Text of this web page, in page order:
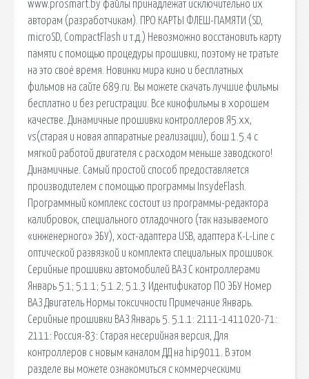
www.prosmart.by файлы принадлежат исключительно их
авторам (разработчикам). ПРО КАРТЫ ФЛЕШ-ПАМЯТИ (SD,
microSD, CompactFlash и т.д.) Невозможно восстановить карту
памяти с помощью процедуры прошивки, поэтому не тратьте
на это своё время. Новинки мира кино и бесплатных
фильмов на сайте 689.ru. Вы можете скачать лучшие фильмы
бесплатно и без регистрации. Все кинофильмы в хорошем
качестве. Динамичные прошивки контроллеров Я5.хх,
vs(старая и новая аппаратные реализации), бош 1.5.4 с
мягкой работой двигателя с расходом меньше заводского!
Динамичные. Самый простой способ предоставляется
производителем с помощью программы InsydeFlash.
Программный комплекс состоит из программы-редактора
калибровок, специального отладочного (так называемого
«инженерного» ЭБУ), хост-адаптера USB, адаптера K-L-Line с
оптической развязкой и комплекта специальных прошивок.
Серийные прошивки автомобилей ВАЗ С контроллерами
Январь 5.1; 5.1.1; 5.1.2; 5.1.3 Идентификатор ПО ЭБУ Номер
ВАЗ Двигатель Нормы токсичности Примечание Январь.
Серийные прошивки ВАЗ Январь 5. 5.1.1: 2111-1411020-71:
2111: Россия-83: Старая несерийная версия, Для
контроллеров с новым каналом ДД на hip9011. В этом
разделе вы можете ознакомиться с коммерческими